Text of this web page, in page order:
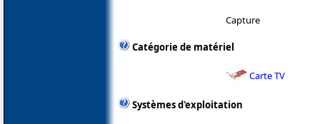
Capture
Catégorie de matériel
Carte TV
Systèmes d'exploitation